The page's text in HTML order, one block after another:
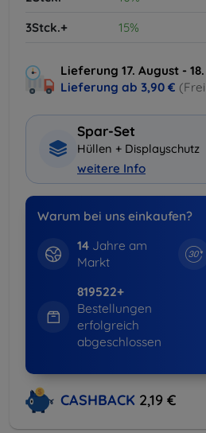
3Stck.+
15%
Lieferung 17. August -
Lieferung ab 3,90 €
Spar-Set
Hüllen + Displayschutz
weitere Info
Warum bei uns einkaufen?
14Jahre am
Markt
819522+
Bestellungen
erfolgreich
abgeschlossen
CASHBACK 2,19 €